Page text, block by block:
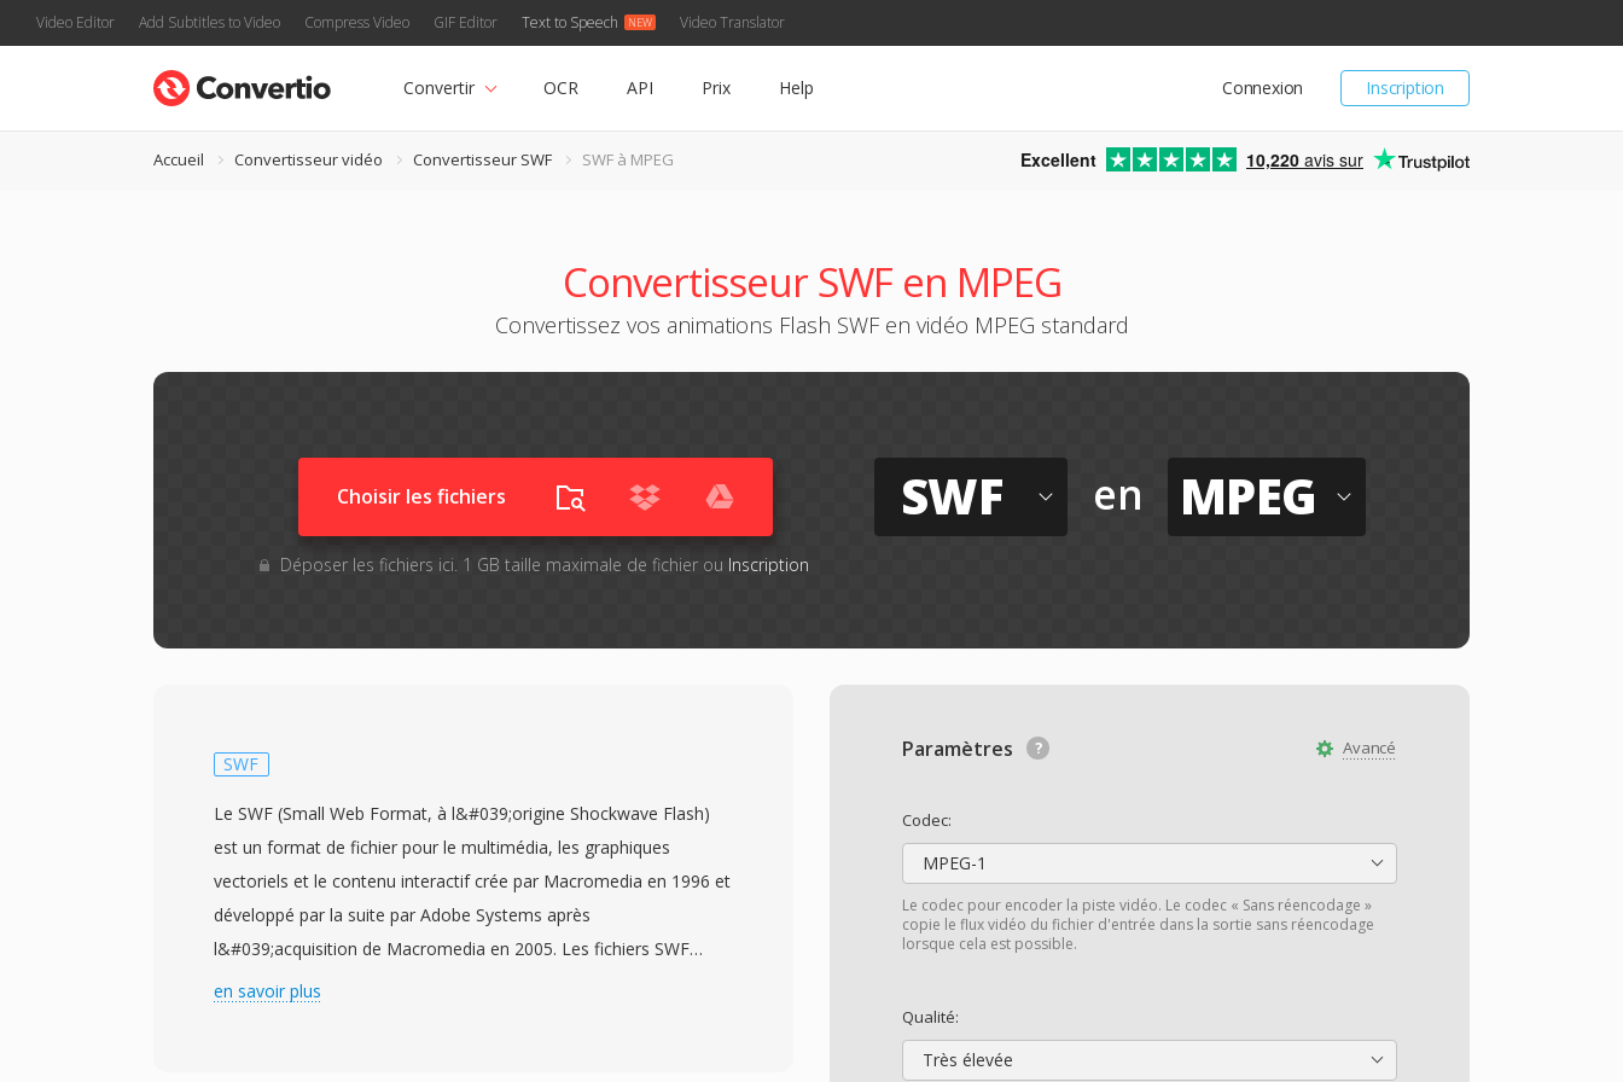
Video Editor Add Subtitles to Video Compress Video GIF Editor Text to Speech Video Translator
Inscription
Connexion
Convertir OCR API Prix Help
Accueil Convertisseur vidéo Convertisseur SWF SWF à MPEG Excellent 10,220 avis sur
Convertisseur SWF en MPEG
Convertissez vos animations Flash SWF en vidéo MPEG standard
Choisir les fichiers
Déposer les fichiers ici. 1 GB taille maximale de fichier ou Inscription
SWF en MPEG
Avancé
Paramètres
Codec:
MPEG-1
Le codec pour encoder la piste vidéo. Le codec « Sans réencodage »
copie le flux vidéo du fichier d'entrée dans la sortie sans réencodage
lorsque cela est possible.
Qualité:
Très élevée
SWF
Le SWF (Small Web Format, à l&#039;origine Shockwave Flash)
est un format de fichier pour le multimédia, les graphiques
vectoriels et le contenu interactif crée par Macromedia en 1996 et
développé par la suite par Adobe Systems après
l&#039;acquisition de Macromedia en 2005. Les fichiers SWF
contiennent un melange de graphiques vectoriels et matriciels,
en savoir plus